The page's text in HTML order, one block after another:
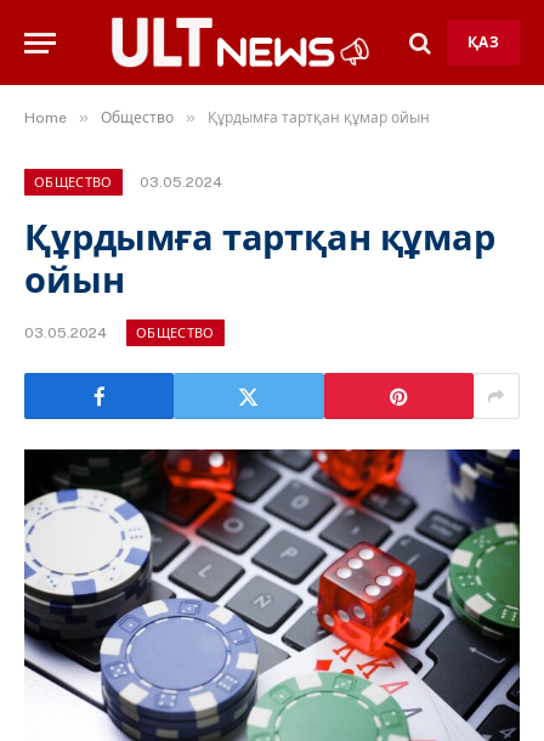
ҚАЗ
Home » Общество » Құрдымға тартқан құмар ойын
ОБЩЕСТВО 03.05.2024
Құрдымға тартқан құмар
ойын
03.05.2024 ОБЩЕСТВО